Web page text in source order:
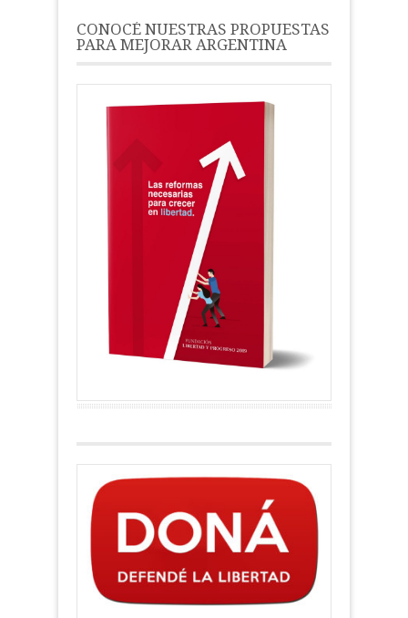
CONOCÉ NUESTRAS PROPUESTAS
PARA MEJORAR ARGENTINA